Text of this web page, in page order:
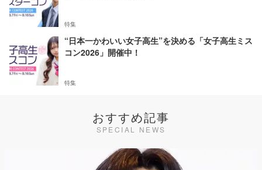
特集
“日本一かわいい女子高生”を決める「女子高生ミス
コン2026」開催中！
特集
おすすめ記事
SPECIAL NEWS